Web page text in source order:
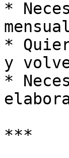
*
*
y
*
***